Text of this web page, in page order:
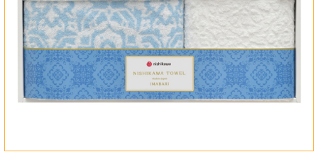
新築祝い
初盆・新盆
お中元